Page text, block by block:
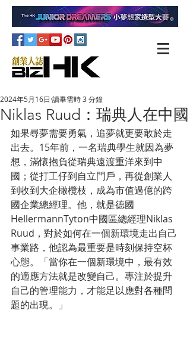
Niklas Ruud：瑞典人在中國
2024年5月16日 讀畢需時 3 分鐘
如果尋夢需要勇氣，追夢就更要敢於走
出去。15年前，一名瑞典學生就因為夢
想，滿懷抱負從瑞典遠渡重洋來到中
國；從打工仔到自立門戶，再從創業人
到收到大企橄欖枝，成為市值過億的跨
國企業總經理。他，就是德國
HellermannTyton中國區總經理Niklas
Ruud，對於如何在一個新環境走出自己
事業路，他認為最重要是時刻保持空杯
心態。「當你在一個新環境中，最有效
的適應方法就是改變自己。專注於提升
自己的管理能力，才能足以應對各種問
題的出現。」